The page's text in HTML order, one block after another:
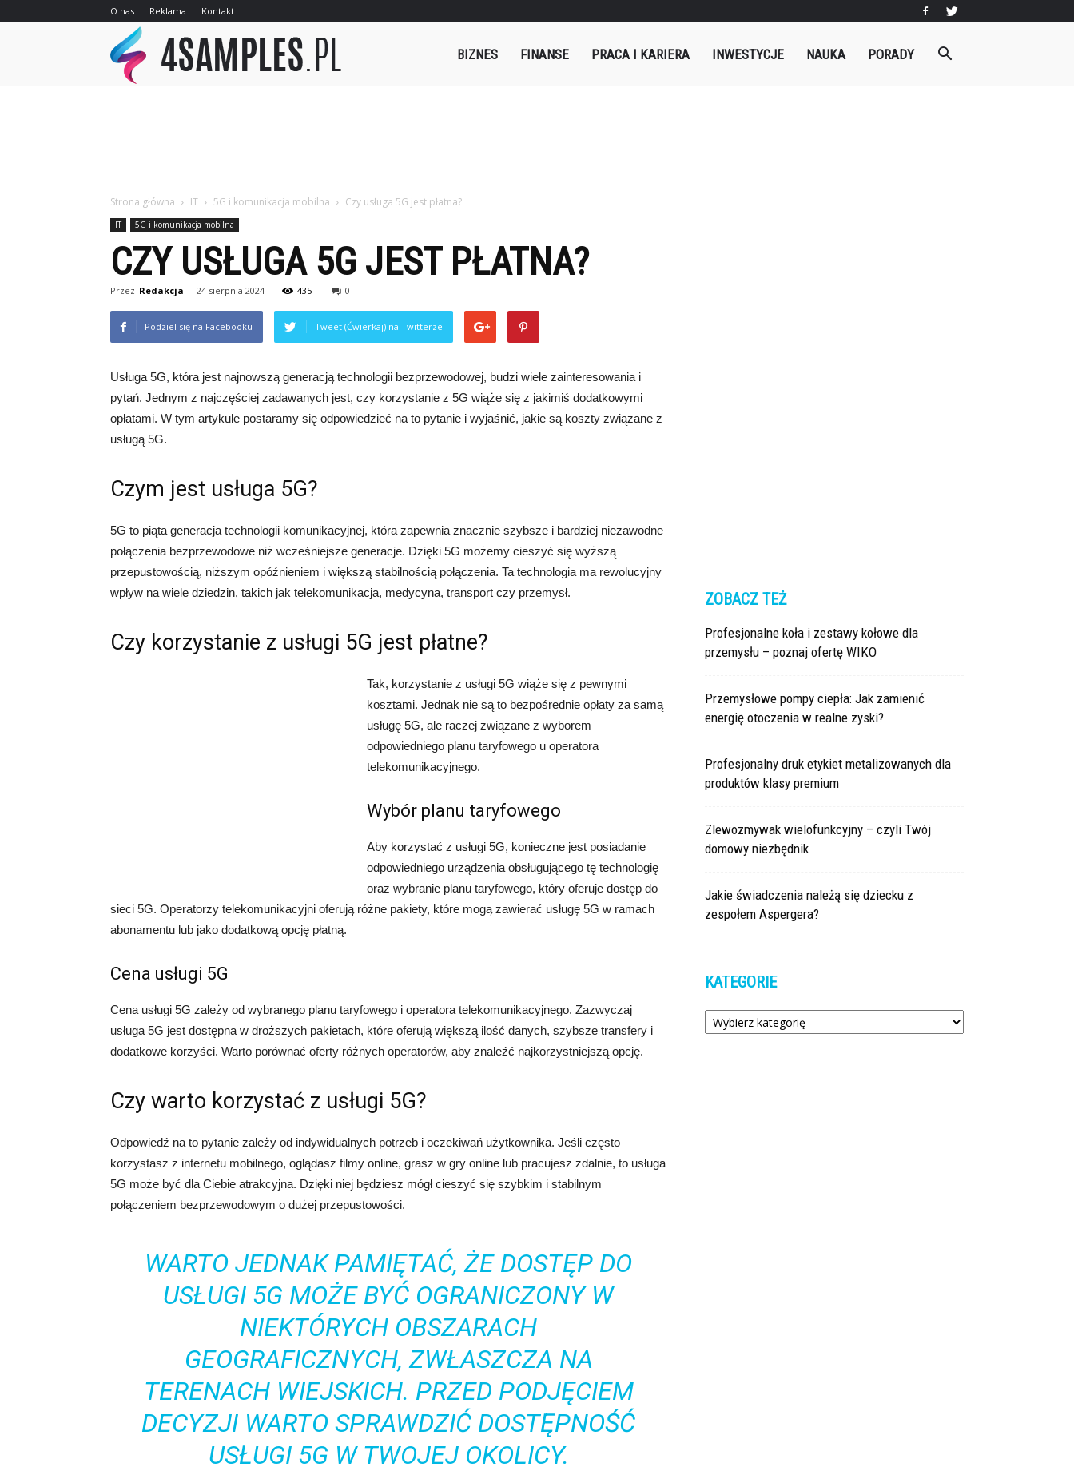
O nas Reklama Kontakt
BIZNES FINANSE PRACA I KARIERA INWESTYCJE NAUKA PORADY
Strona główna IT 5G i komunikacja mobilna Czy usługa 5G jest płatna?
IT 5G i komunikacja mobilna
CZY USŁUGA 5G JEST PŁATNA?
Przez Redakcja - 24 sierpnia 2024 435 0
Podziel się na Facebooku Tweet (Ćwierkaj) na Twitterze
Usługa 5G, która jest najnowszą generacją technologii bezprzewodowej, budzi wiele zainteresowania i
pytań. Jednym z najczęściej zadawanych jest, czy korzystanie z 5G wiąże się z jakimiś dodatkowymi
opłatami. W tym artykule postaramy się odpowiedzieć na to pytanie i wyjaśnić, jakie są koszty związane z
usługą 5G.
Czym jest usługa 5G?
5G to piąta generacja technologii komunikacyjnej, która zapewnia znacznie szybsze i bardziej niezawodne
połączenia bezprzewodowe niż wcześniejsze generacje. Dzięki 5G możemy cieszyć się wyższą
przepustowością, niższym opóźnieniem i większą stabilnością połączenia. Ta technologia ma rewolucyjny
wpływ na wiele dziedzin, takich jak telekomunikacja, medycyna, transport czy przemysł.
Czy korzystanie z usługi 5G jest płatne?
Tak, korzystanie z usługi 5G wiąże się z pewnymi
kosztami. Jednak nie są to bezpośrednie opłaty za samą
usługę 5G, ale raczej związane z wyborem
odpowiedniego planu taryfowego u operatora
telekomunikacyjnego.
Wybór planu taryfowego
Aby korzystać z usługi 5G, konieczne jest posiadanie
odpowiedniego urządzenia obsługującego tę technologię
oraz wybranie planu taryfowego, który oferuje dostęp do
sieci 5G. Operatorzy telekomunikacyjni oferują różne pakiety, które mogą zawierać usługę 5G w ramach
abonamentu lub jako dodatkową opcję płatną.
Cena usługi 5G
Cena usługi 5G zależy od wybranego planu taryfowego i operatora telekomunikacyjnego. Zazwyczaj
usługa 5G jest dostępna w droższych pakietach, które oferują większą ilość danych, szybsze transfery i
dodatkowe korzyści. Warto porównać oferty różnych operatorów, aby znaleźć najkorzystniejszą opcję.
Czy warto korzystać z usługi 5G?
Odpowiedź na to pytanie zależy od indywidualnych potrzeb i oczekiwań użytkownika. Jeśli często
korzystasz z internetu mobilnego, oglądasz filmy online, grasz w gry online lub pracujesz zdalnie, to usługa
5G może być dla Ciebie atrakcyjna. Dzięki niej będziesz mógł cieszyć się szybkim i stabilnym
połączeniem bezprzewodowym o dużej przepustowości.
WARTO JEDNAK PAMIĘTAĆ, ŻE DOSTĘP DO
USŁUGI 5G MOŻE BYĆ OGRANICZONY W
NIEKTÓRYCH OBSZARACH
GEOGRAFICZNYCH, ZWŁASZCZA NA
TERENACH WIEJSKICH. PRZED PODJĘCIEM
DECYZJI WARTO SPRAWDZIĆ DOSTĘPNOŚĆ
USŁUGI 5G W TWOJEJ OKOLICY.
ZOBACZ TEŻ
Profesjonalne koła i zestawy kołowe dla
przemysłu – poznaj ofertę WIKO
Przemysłowe pompy ciepła: Jak zamienić
energię otoczenia w realne zyski?
Profesjonalny druk etykiet metalizowanych dla
produktów klasy premium
Zlewozmywak wielofunkcyjny – czyli Twój
domowy niezbędnik
Jakie świadczenia należą się dziecku z
zespołem Aspergera?
KATEGORIE
Kategorie